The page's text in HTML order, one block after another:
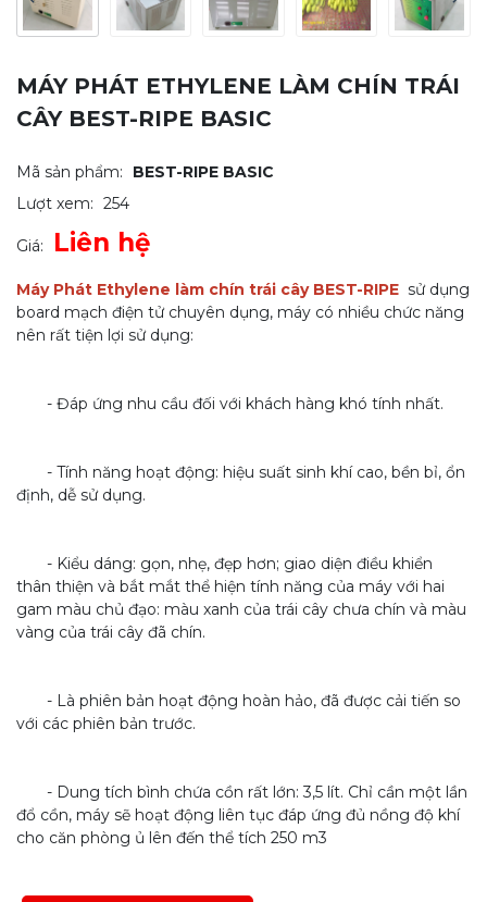
MÁY PHÁT ETHYLENE LÀM CHÍN TRÁI
CÂY BEST-RIPE BASIC
Mã sản phẩm:
BEST-RIPE BASIC
Lượt xem: 254
Giá: Liên hệ
Máy Phát Ethylene làm chín trái cây BEST-RIPE sử dụng
board mạch điện tử chuyên dụng, máy có nhiều chức năng
nên rất tiện lợi sử dụng:
- Đáp ứng nhu cầu đối với khách hàng khó tính nhất.
- Tính năng hoạt động: hiệu suất sinh khí cao, bền bỉ, ổn
định, dễ sử dụng.
- Kiểu dáng: gọn, nhẹ, đẹp hơn; giao diện điều khiển
thân thiện và bắt mắt thể hiện tính năng của máy với hai
gam màu chủ đạo: màu xanh của trái cây chưa chín và màu
vàng của trái cây đã chín.
- Là phiên bản hoạt động hoàn hảo, đã được cải tiến so
với các phiên bản trước.
- Dung tích bình chứa cồn rất lớn: 3,5 lít. Chỉ cần một lần
đổ cồn, máy sẽ hoạt động liên tục đáp ứng đủ nồng độ khí
cho căn phòng ủ lên đến thể tích 250 m3